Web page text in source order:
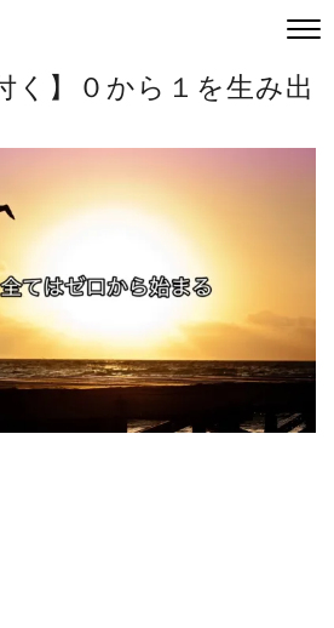
く】０から１を生み出